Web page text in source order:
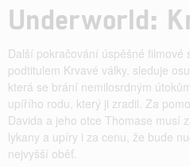
Underworld:
Další pokračování úspěšné filmové
podtitulem Krvavé války, sleduje
která se brání nemilosrdným
upířího rodu, který ji zradil. Za
Davida a jeho otce Thomase musí
lykany a upíry i za cenu, že bude
nejvyšší oběť.